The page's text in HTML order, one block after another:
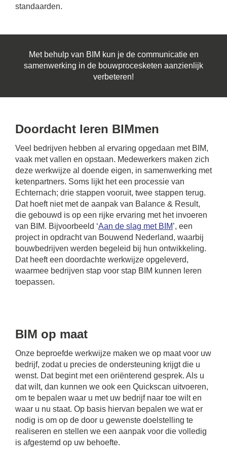
standaarden.
Met behulp van BIM kun je de communicatie en
samenwerking in de bouwprocesketen aanzienlijk
verbeteren!
Doordacht leren BIMmen
Veel bedrijven hebben al ervaring opgedaan met BIM,
vaak met vallen en opstaan. Medewerkers maken zich
deze werkwijze al doende eigen, in samenwerking met
ketenpartners. Soms lijkt het een processie van
Echternach; drie stappen vooruit, twee stappen terug.
Dat hoeft niet met de aanpak van Balance & Result,
die gebouwd is op een rijke ervaring met het invoeren
van BIM. Bijvoorbeeld ‘Aan de slag met BIM’, een
project in opdracht van Bouwend Nederland, waarbij
bouwbedrijven werden begeleid bij hun ontwikkeling.
Dat heeft een doordachte werkwijze opgeleverd,
waarmee bedrijven stap voor stap BIM kunnen leren
toepassen.
BIM op maat
Onze beproefde werkwijze maken we op maat voor uw
bedrijf, zodat u precies de ondersteuning krijgt die u
wenst. Dat begint met een oriënterend gesprek. Als u
dat wilt, dan kunnen we ook een Quickscan uitvoeren,
om te bepalen waar u met uw bedrijf naar toe wilt en
waar u nu staat. Op basis hiervan bepalen we wat er
nodig is om op de door u gewenste doelstelling te
realiseren en stellen we een aanpak voor die volledig
is afgestemd op uw behoefte.